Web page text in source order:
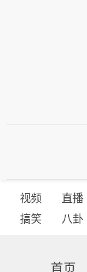
视频 直播
搞笑
八卦
首页